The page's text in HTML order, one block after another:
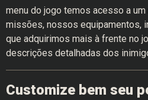
menu do jogo temos acesso a um
missões, nossos equipamentos,
que adquirimos mais à frente no
descrições detalhadas dos
Customize bem seu